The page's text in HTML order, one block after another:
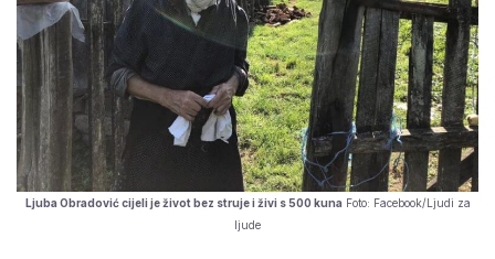
Ljuba Obradović cijeli je život bez struje i živi s 500 kunaFoto: Facebook/Ljudi za
ljude